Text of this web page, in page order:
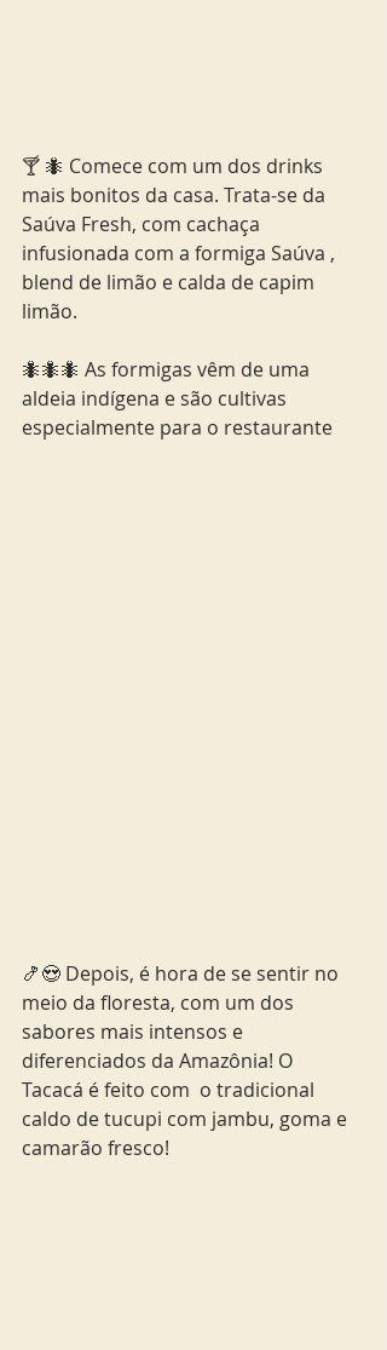
🍸 🐜 Comece com um dos drinks
mais bonitos da casa. Trata-se da
Saúva Fresh, com cachaça
infusionada com a formiga Saúva ,
blend de limão e calda de capim
limão.
🐜🐜🐜 As formigas vêm de uma
aldeia indígena e são cultivas
especialmente para o restaurante
🍤😍 Depois, é hora de se sentir no
meio da floresta, com um dos
sabores mais intensos e
diferenciados da Amazônia! O
Tacacá é feito com  o tradicional
caldo de tucupi com jambu, goma e
camarão fresco!